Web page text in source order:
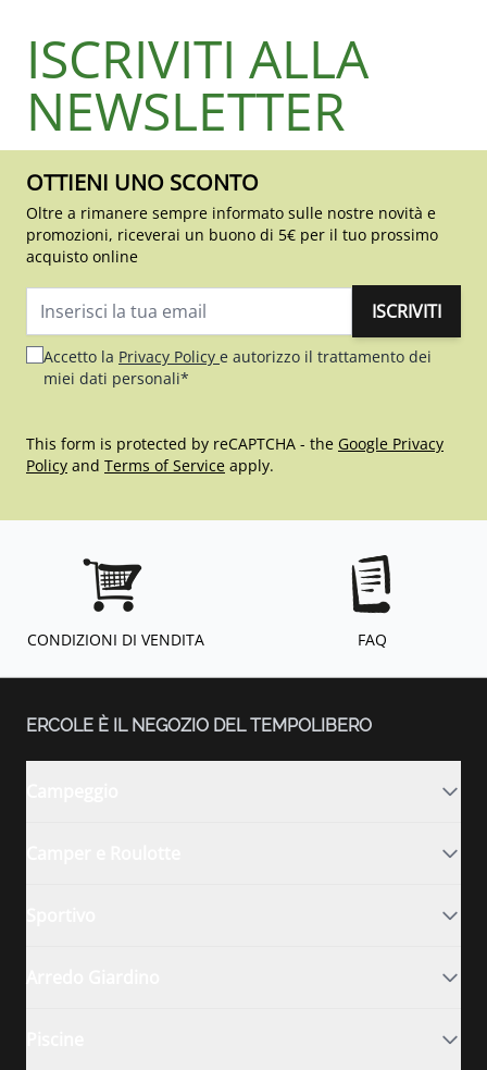
ISCRIVITI ALLA
NEWSLETTER
OTTIENI UNO SCONTO
Oltre a rimanere sempre informato sulle nostre novità e
promozioni, riceverai un buono di 5€ per il tuo prossimo
acquisto online
ISCRIVITI
Accetto la Privacy Policy e autorizzo il trattamento dei
miei dati personali*
This form is protected by reCAPTCHA - the Google Privacy
Policy and Terms of Service apply.
CONDIZIONI DI VENDITA FAQ
ERCOLE È IL NEGOZIO DEL TEMPOLIBERO